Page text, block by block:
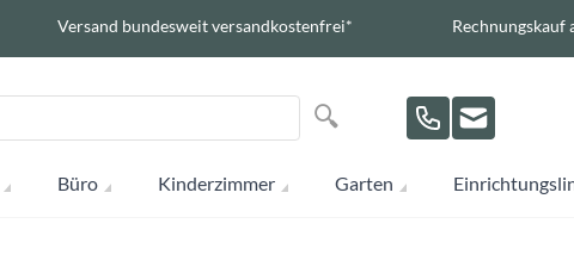
Versand bundesweit versandkostenfrei* Rechnungskauf
Suche
Suche
Büro Kinderzimmer Garten